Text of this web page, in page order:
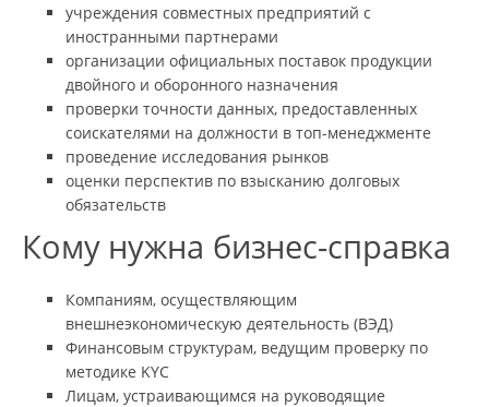
учреждения совместных предприятий с
иностранными партнерами
организации официальных поставок продукции
двойного и оборонного назначения
проверки точности данных, предоставленных
соискателями на должности в топ-менеджменте
проведение исследования рынков
оценки перспектив по взысканию долговых
обязательств
Кому нужна бизнес-справка
Компаниям, осуществляющим
внешнеэкономическую деятельность (ВЭД)
Финансовым структурам, ведущим проверку по
методике KYC
Лицам, устраивающимся на руководящие